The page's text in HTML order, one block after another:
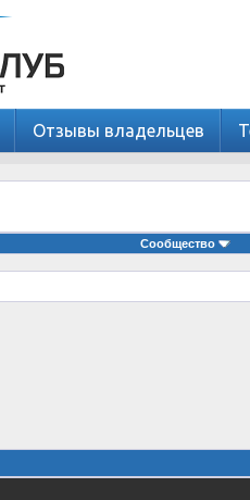
Отзывы владельцев
Сообщество